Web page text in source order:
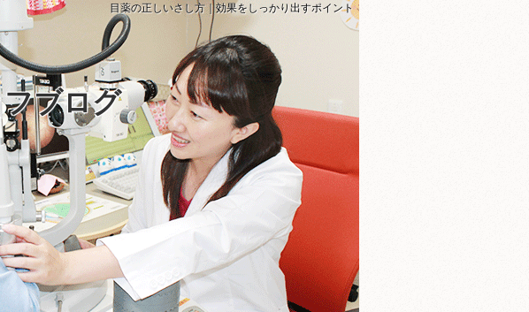
目薬の正しいさし方｜効果をしっかり出すポイント
ブログ